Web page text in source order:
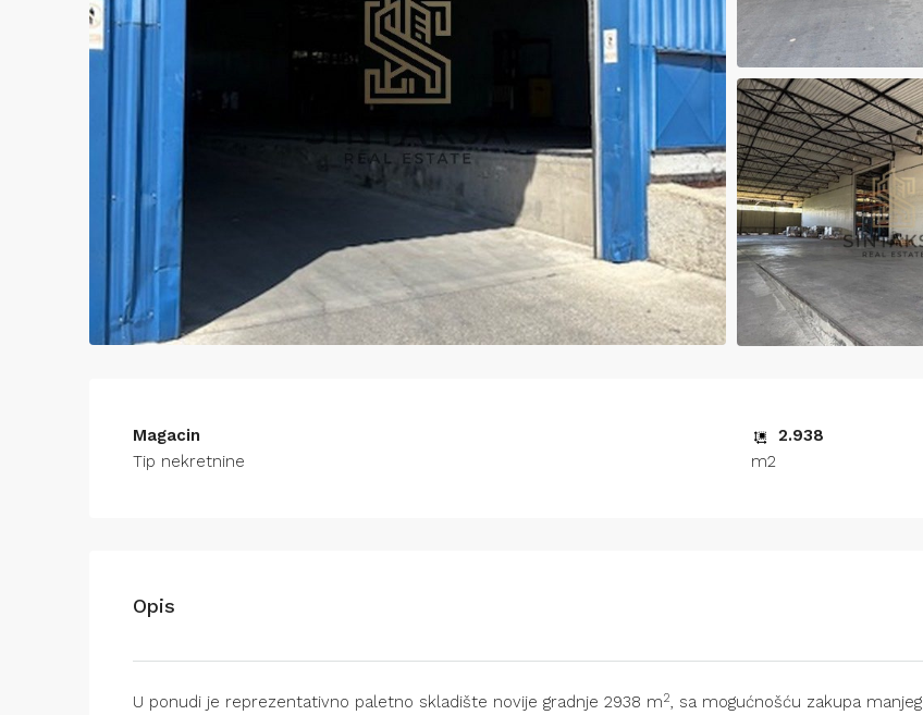
Magacin
Tip nekretnine
2.938
m2
Opis
U ponudi je reprezentativno paletno skladište novije gradnje 2938 m2, sa mogućnošću zakupa manjeg